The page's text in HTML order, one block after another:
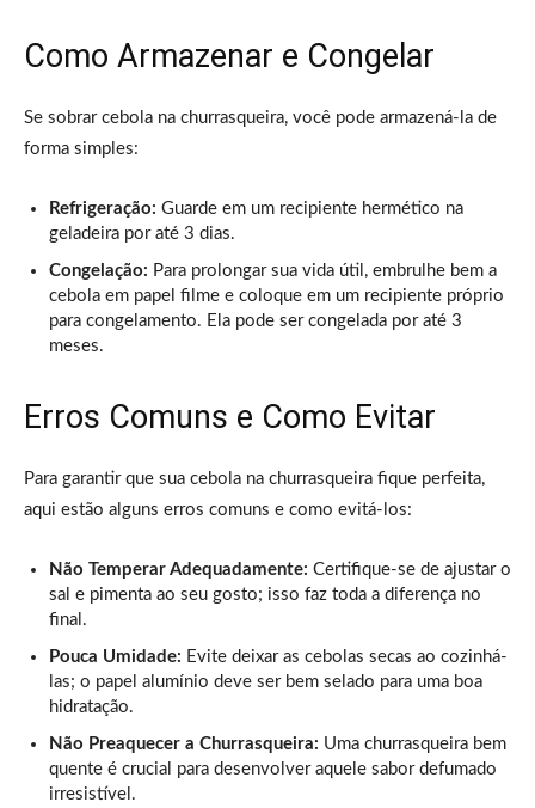
Como Armazenar e Congelar
Se sobrar cebola na churrasqueira, você pode armazená-la de
forma simples:
Refrigeração: Guarde em um recipiente hermético na
geladeira por até 3 dias.
Congelação: Para prolongar sua vida útil, embrulhe bem a
cebola em papel filme e coloque em um recipiente próprio
para congelamento. Ela pode ser congelada por até 3
meses.
Erros Comuns e Como Evitar
Para garantir que sua cebola na churrasqueira fique perfeita,
aqui estão alguns erros comuns e como evitá-los:
Não Temperar Adequadamente: Certifique-se de ajustar o
sal e pimenta ao seu gosto; isso faz toda a diferença no
final.
Pouca Umidade: Evite deixar as cebolas secas ao cozinhá-
las; o papel alumínio deve ser bem selado para uma boa
hidratação.
Não Preaquecer a Churrasqueira: Uma churrasqueira bem
quente é crucial para desenvolver aquele sabor defumado
irresistível.